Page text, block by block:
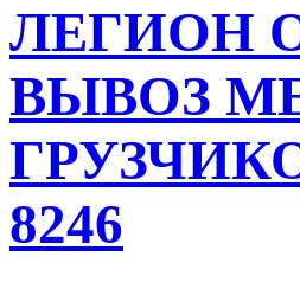
ЛЕГИОН
ВЫВОЗ
8246